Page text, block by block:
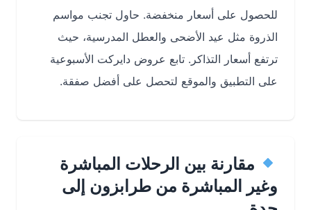
للحصول على أسعار منخفضة. حاول تجنب مواسم
الذروة مثل عيد الأضحى والعطل المدرسية، حيث
ترتفع أسعار التذاكر. تابع عروض دايركت الأسبوعية
على التطبيق والموقع لتحصل على أفضل صفقة.
مقارنة بين الرحلات المباشرة
وغير المباشرة من طرابزون إلى